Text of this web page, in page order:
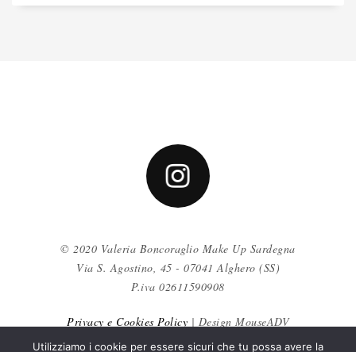
© 2020 Valeria Boncoraglio Make Up Sardegna
Via S. Agostino, 45 - 07041 Alghero (SS)
P.iva 02611590908
Privacy e Cookies Policy | Design MouseADV
Utilizziamo i cookie per essere sicuri che tu possa avere la